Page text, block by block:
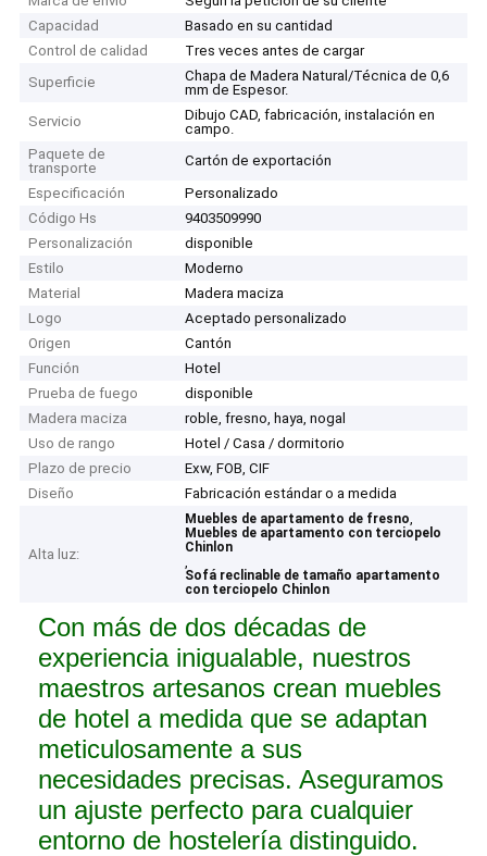
Capacidad
Basado en su cantidad
Control de calidad
Tres veces antes de cargar
Superficie
Chapa de Madera Natural/Técnica de 0,6
mm de Espesor.
Servicio
Dibujo CAD, fabricación, instalación en
campo.
Paquete de
transporte
Cartón de exportación
Especificación
Personalizado
Código Hs
9403509990
Personalización
disponible
Estilo
Moderno
Material
Madera maciza
Logo
Aceptado personalizado
Origen
Cantón
Función
Hotel
Prueba de fuego
disponible
Madera maciza
roble, fresno, haya, nogal
Uso de rango
Hotel / Casa / dormitorio
Plazo de precio
Exw, FOB, CIF
Diseño
Fabricación estándar o a medida
Alta luz:
Muebles de apartamento de fresno,
Muebles de apartamento con terciopelo
Chinlon
,
Sofá reclinable de tamaño apartamento
con terciopelo Chinlon
Con más de dos décadas de
experiencia inigualable, nuestros
maestros artesanos crean muebles
de hotel a medida que se adaptan
meticulosamente a sus
necesidades precisas. Aseguramos
un ajuste perfecto para cualquier
entorno de hostelería distinguido.